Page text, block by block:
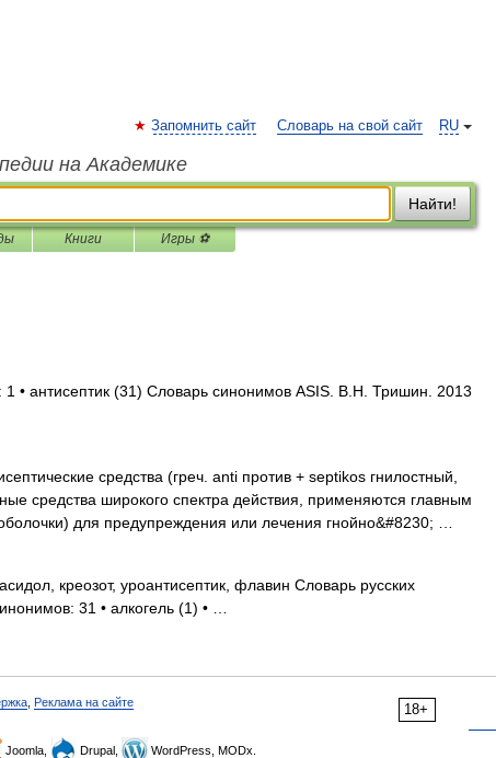
RU
Запомнить сайт Словарь на свой сайт
на Академике
Найти!
Книги Игры ⚽
• антисептик (31) Словарь синонимов ASIS. В.Н. Тришин. 2013
средства (греч. anti против + septikos гнилостный,
средства широкого спектра действия, применяются главным
для предупреждения или лечения гнойно&#8230; …
креозот, уроантисептик, флавин Словарь русских
31 • алкогель (1) • …
18+
Реклама на сайте
Joomla, Drupal, WordPress, MODx.